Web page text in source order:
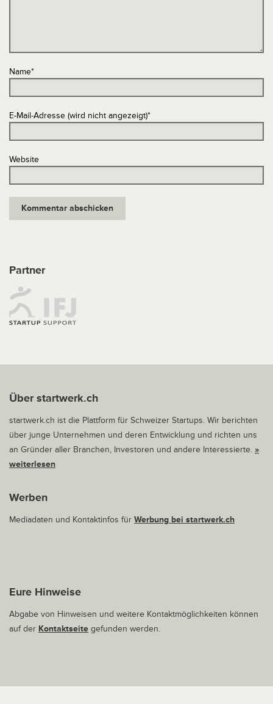
Name*
E-Mail-Adresse (wird nicht angezeigt)*
Website
Partner
Über startwerk.ch
startwerk.ch ist die Plattform für Schweizer Startups. Wir berichten
über junge Unternehmen und deren Entwicklung und richten uns
an Gründer aller Branchen, Investoren und andere Interessierte. »
weiterlesen
Werben
Mediadaten und Kontaktinfos für Werbung bei startwerk.ch
Eure Hinweise
Abgabe von Hinweisen und weitere Kontaktmöglichkeiten können
auf der Kontaktseite gefunden werden.